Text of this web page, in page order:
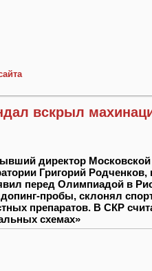
вскрыл
директор Московской
Григорий Родченков,
перед Олимпиадой в
пробы, склонял
препаратов. В СКР
схемах»